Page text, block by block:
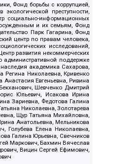
Фонд борьбы с коррупцией,
преступности,
социально-информационных
и их семьям, Фонд
Парк Гагарина, Фонд
центр по правам человека,
исследований,
развития некоммерческих
административной поддержке
академика Сахарова,
Регина Николаевна, Кривенко
Евгеньевна, Ривина
Шевченко Дмитрий
Юльевич, Исакова Ирина
Зариевна, Федотова Галина
Николаевна, Золотарева
Щур Татьяна Михайловна,
Анатольевна, Мельникова
Голубева Елена Николаевна,
Галина Юрьевна, Свечников
Маркович, Бахмин Вячеслав
Вицин Сергей Ефимович,